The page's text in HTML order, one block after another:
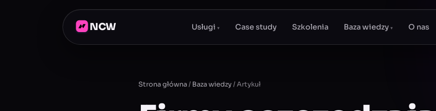
NCW Usługi▾ Case study Szkolenia Baza wiedzy▾ O nas
Strona główna/ Baza wiedzy/Artykuł